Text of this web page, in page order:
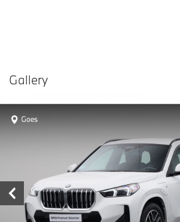
Delen
Prijs
Maandprijs
Gallery